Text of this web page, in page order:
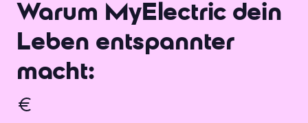
Warum MyElectric dein
Leben entspannter
macht: